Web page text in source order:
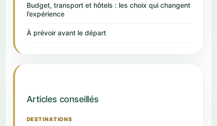
Budget, transport et hôtels : les choix qui changent
l’expérience
À prévoir avant le départ
Articles conseillés
DESTINATIONS